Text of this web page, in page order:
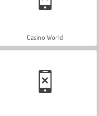
Casino World